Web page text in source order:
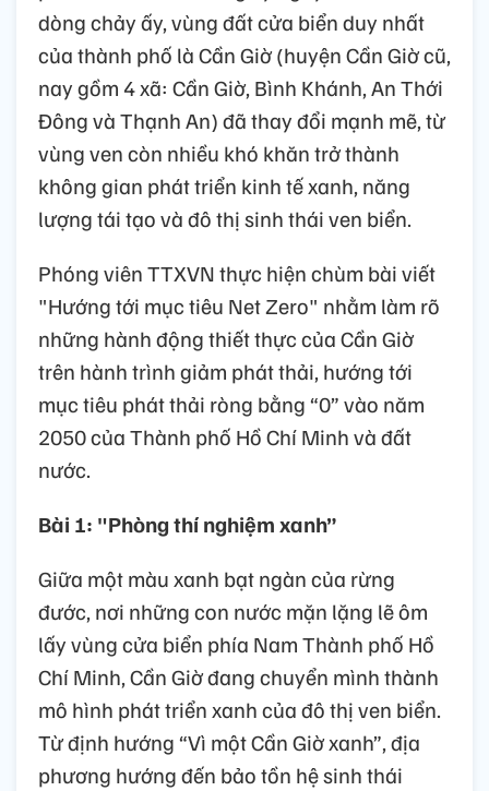
dòng chảy ấy, vùng đất cửa biển duy nhất
của thành phố là Cần Giờ (huyện Cần Giờ cũ,
nay gồm 4 xã: Cần Giờ, Bình Khánh, An Thới
Đông và Thạnh An) đã thay đổi mạnh mẽ, từ
vùng ven còn nhiều khó khăn trở thành
không gian phát triển kinh tế xanh, năng
lượng tái tạo và đô thị sinh thái ven biển.
Phóng viên TTXVN thực hiện chùm bài viết
"Hướng tới mục tiêu Net Zero" nhằm làm rõ
những hành động thiết thực của Cần Giờ
trên hành trình giảm phát thải, hướng tới
mục tiêu phát thải ròng bằng “0” vào năm
2050 của Thành phố Hồ Chí Minh và đất
nước.
Bài 1: "Phòng thí nghiệm xanh”
Giữa một màu xanh bạt ngàn của rừng
đước, nơi những con nước mặn lặng lẽ ôm
lấy vùng cửa biển phía Nam Thành phố Hồ
Chí Minh, Cần Giờ đang chuyển mình thành
mô hình phát triển xanh của đô thị ven biển.
Từ định hướng “Vì một Cần Giờ xanh”, địa
phương hướng đến bảo tồn hệ sinh thái